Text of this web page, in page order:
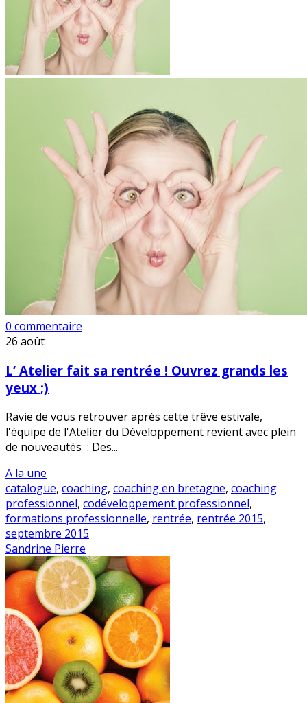
0 commentaire
26 août
L’ Atelier fait sa rentrée ! Ouvrez grands les
yeux ;)
Ravie de vous retrouver après cette trêve estivale,
l'équipe de l'Atelier du Développement revient avec plein
de nouveautés : Des...
A la une
catalogue, coaching, coaching en bretagne, coaching
professionnel, codéveloppement professionnel,
formations professionnelle, rentrée, rentrée 2015,
septembre 2015
Sandrine Pierre